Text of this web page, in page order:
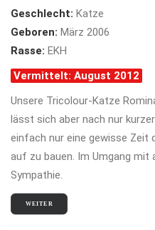
Geschlecht: Katze
Geboren: März 2006
Rasse: EKH
Vermittelt: August 2012
Unsere Tricolour-Katze
lässt sich aber nach nur
einfach nur eine gewisse Zeit
auf zu bauen. Im Umgang mit
Sympathie.
WEITER